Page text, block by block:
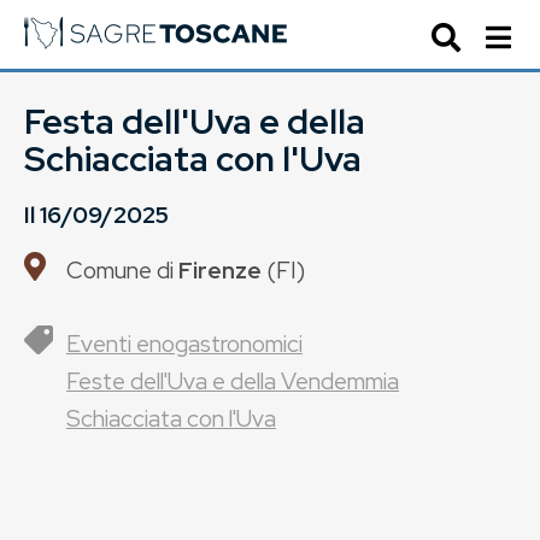
Festa dell'Uva e della
Schiacciata con l'Uva
Il16/09/2025
Comune di Firenze (FI)
Eventi enogastronomici
Feste dell'Uva e della Vendemmia
Schiacciata con l'Uva